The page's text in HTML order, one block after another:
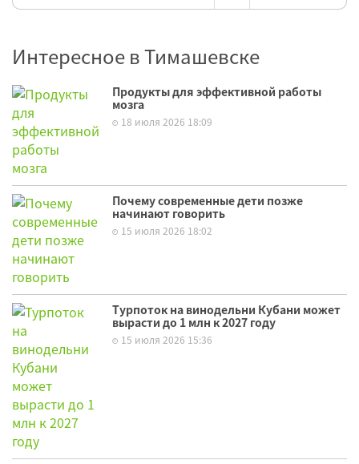
Интересное в Тимашевске
Продукты для эффективной работы
мозга
18 июля 2026 18:09
Почему современные дети позже
начинают говорить
15 июля 2026 18:02
Турпоток на винодельни Кубани может
вырасти до 1 млн к 2027 году
15 июля 2026 15:36